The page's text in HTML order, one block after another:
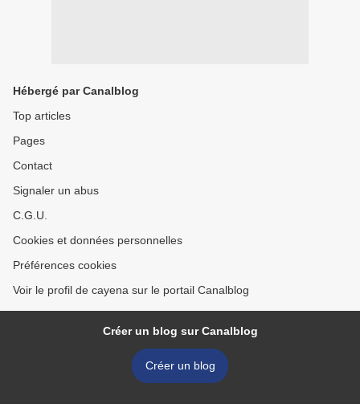
Hébergé par Canalblog
Top articles
Pages
Contact
Signaler un abus
C.G.U.
Cookies et données personnelles
Préférences cookies
Voir le profil de cayena sur le portail Canalblog
Créer un blog sur Canalblog
Créer un blog